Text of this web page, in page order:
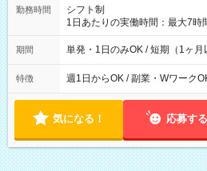
間】試用期間なし
勤務時間
シフト制
1日あたりの実働時間：最大7
間は 試験により異なります。
期間 単発・1日のみOK / 短期（1ヶ月
特徴 週1日からOK / 副業・Wワーク
気になる！ 応募する